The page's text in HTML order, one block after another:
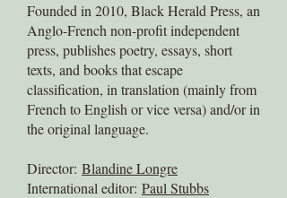
Founded in 2010, Black Herald Press, an
Anglo-French non-profit independent
press, publishes poetry, essays, short
texts, and books that escape
classification, in translation (mainly from
French to English or vice versa) and/or in
the original language.
Director: Blandine Longre
International editor: Paul Stubbs